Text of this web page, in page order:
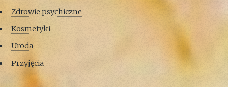
Zdrowie psychiczne
Kosmetyki
Uroda
Przyjęcia